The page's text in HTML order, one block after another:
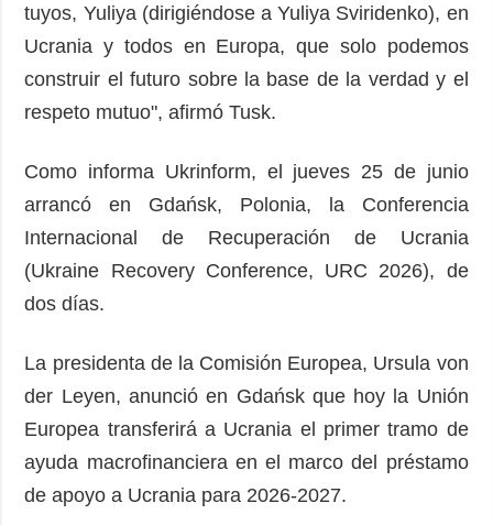
tuyos, Yuliya (dirigiéndose a Yuliya Sviridenko), en
Ucrania y todos en Europa, que solo podemos
construir el futuro sobre la base de la verdad y el
respeto mutuo", afirmó Tusk.
Como informa Ukrinform, el jueves 25 de junio
arrancó en Gdańsk, Polonia, la Conferencia
Internacional de Recuperación de Ucrania
(Ukraine Recovery Conference, URC 2026), de
dos días.
La presidenta de la Comisión Europea, Ursula von
der Leyen, anunció en Gdańsk que hoy la Unión
Europea transferirá a Ucrania el primer tramo de
ayuda macrofinanciera en el marco del préstamo
de apoyo a Ucrania para 2026-2027.